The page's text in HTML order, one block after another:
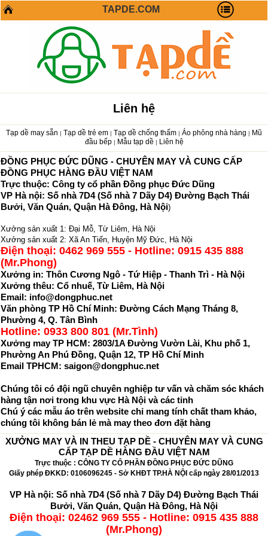
TAPDE.COM
Liên hệ
Tạp dề may sẵn | Tạp dề trẻ em | Tạp dề chống thấm | Áo phông nhà hàng | Mũ
đầu bếp| Mẫu tạp dề | Liên hệ
ĐỒNG PHỤC ĐỨC DŨNG - CHUYÊN MAY VÀ CUNG CẤP
ĐỒNG PHỤC HÀNG ĐẦU VIỆT NAM
Trực thuộc: Công ty cổ phần Đồng phục Đức Dũng
VP Hà nội: Số nhà 7D4 (Số nhà 7 Dãy D4) Đường Bạch Thái
Bưởi, Văn Quán, Quận Hà Đông, Hà Nội)
Xưởng sản xuất 1: Đại Mỗ, Từ Liêm, Hà Nội
Xưởng sản xuất 2: Xã An Tiến, Huyện Mỹ Đức, Hà Nội
Điện thoại: 0462 969 555 - Hotline: 0915 435 888
(Mr.Phong)
Xưởng in: Thôn Cương Ngô - Tứ Hiệp - Thanh Trì - Hà Nội
Xưởng thêu: Cổ nhuế, Từ Liêm, Hà Nội
Email: info@dongphuc.net
Văn phòng TP Hồ Chí Minh: Đường Cách Mạng Tháng 8,
Phường 4, Q. Tân Bình
Hotline: 0933 800 801 (Mr.Tình)
Xưởng may TP HCM: 2803/1A Đường Vườn Lài, Khu phố 1,
Phường An Phú Đồng, Quận 12, TP Hồ Chí Minh
Email TPHCM: saigon@dongphuc.net
Chúng tôi có đội ngũ chuyên nghiệp tư vấn và chăm sóc khách
hàng tận nơi trong khu vực Hà Nội và các tỉnh
Chú ý các mẫu áo trên website chỉ mang tính chất tham khảo,
chúng tôi không bán lẻ mà may theo đơn đặt hàng
XƯỞNG MAY VÀ IN THEU TẠP DỀ - CHUYÊN MAY VÀ CUNG
CẤP TẠP DỀ HÀNG ĐẦU VIỆT NAM
Trực thuộc : CÔNG TY CỔ PHẦN ĐỒNG PHỤC ĐỨC DŨNG
Giấy phép ĐKKD: 0106096245 - Sở KHĐT TP.HÀ NỘI cấp ngày 28/01/2013
VP Hà nội: Số nhà 7D4 (Số nhà 7 Dãy D4) Đường Bạch Thái
Bưởi, Văn Quán, Quận Hà Đông, Hà Nội
Điện thoại: 02462 969 555 - Hotline: 0915 435 888
(Mr.Phong)